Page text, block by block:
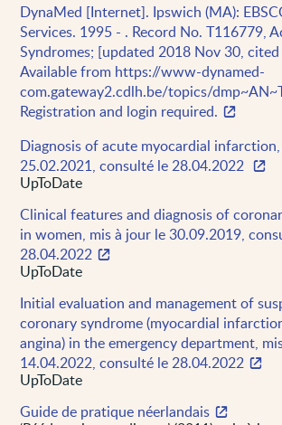
DynaMed [Internet]. Ipswich (MA):
Services. 1995 - . Record No. T116779,
Syndromes; [updated 2018 Nov 30,
Available from https://www-dynamed-
com.gateway2.cdlh.be/topics/
Registration and login required.
Diagnosis of acute myocardial
25.02.2021, consulté le 28.04.2022
UpToDate
Clinical features and diagnosis of
in women, mis à jour le 30.09.2019,
28.04.2022
UpToDate
Initial evaluation and management of
coronary syndrome (myocardial
angina) in the emergency department,
14.04.2022, consulté le 28.04.2022
UpToDate
Guide de pratique néerlandais